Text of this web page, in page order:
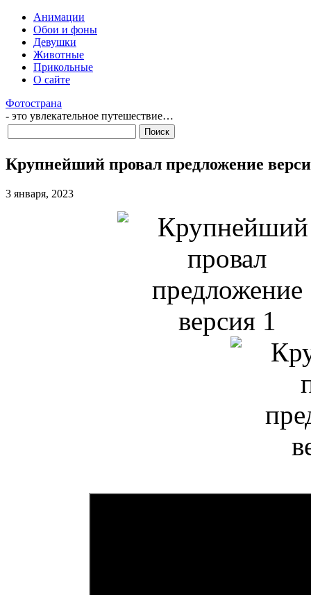
Анимации
Обои и фоны
Девушки
Животные
Прикольные
О сайте
Фотострана
- это увлекательное путешествие…
Крупнейший провал предложение
3 января, 2023